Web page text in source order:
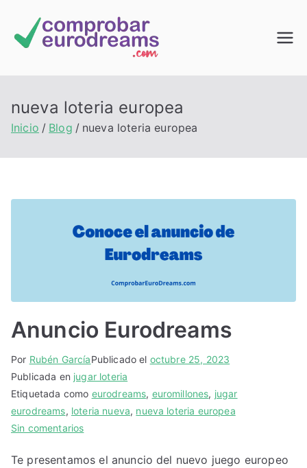
contenido
Comprob
EuroDrea
ms
nueva loteria europea
Inicio Blog nueva loteria europea
Anuncio Eurodreams
Por Rubén GarcíaPublicado el octubre 25, 2023
Publicada en jugar loteria
Etiquetada como eurodreams, euromillones, jugar
eurodreams, loteria nueva, nueva loteria europea
Sin comentariosen
Eurodreams
Te presentamos el anuncio del nuevo juego europeo